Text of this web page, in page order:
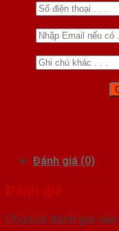
Đánh giá (0)
Đánh giá
Chưa có đánh giá nào.